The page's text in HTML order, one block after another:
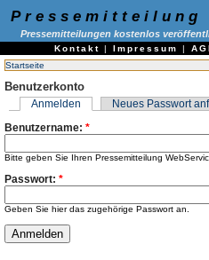
Pressemitteilung
Pressemitteilungen kostenlos
Kontakt | Impressum |
Startseite
Benutzerkonto
Anmelden Neues Passwort
Benutzername: *
Bitte geben Sie Ihren Pressemitteilung
Passwort: *
Geben Sie hier das zugehörige Passwort an.